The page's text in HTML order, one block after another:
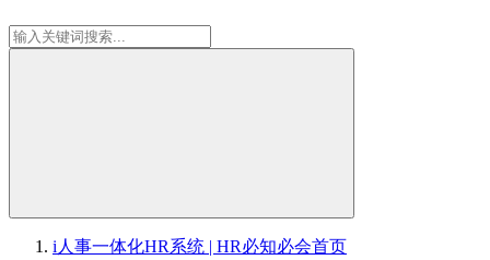
i人事一体化HR系统 | HR必知必会首页